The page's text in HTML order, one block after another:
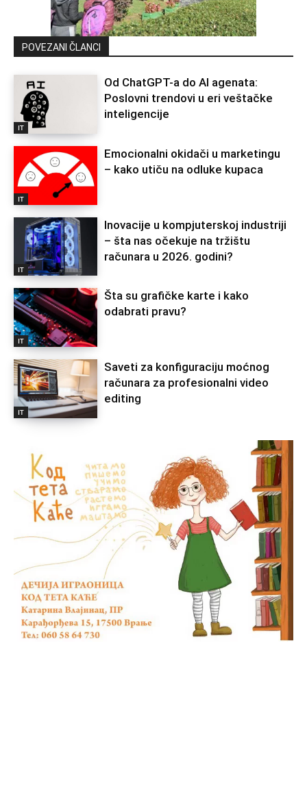
POVEZANI ČLANCI
IT
Od ChatGPT-a do AI agenata:
Poslovni trendovi u eri veštačke
inteligencije
IT
Emocionalni okidači u marketingu
– kako utiču na odluke kupaca
IT
Inovacije u kompjuterskoj industriji
– šta nas očekuje na tržištu
računara u 2026. godini?
IT
Šta su grafičke karte i kako
odabrati pravu?
IT
Saveti za konfiguraciju moćnog
računara za profesionalni video
editing